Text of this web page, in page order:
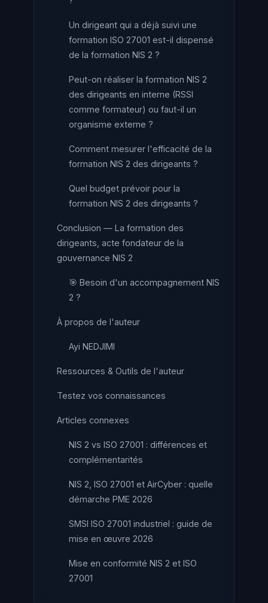
Un dirigeant qui a déjà suivi une
formation ISO 27001 est-il dispensé
de la formation NIS 2 ?
Peut-on réaliser la formation NIS 2
des dirigeants en interne (RSSI
comme formateur) ou faut-il un
organisme externe ?
Comment mesurer l'efficacité de la
formation NIS 2 des dirigeants ?
Quel budget prévoir pour la
formation NIS 2 des dirigeants ?
Conclusion — La formation des
dirigeants, acte fondateur de la
gouvernance NIS 2
🎯 Besoin d'un accompagnement NIS
2 ?
À propos de l'auteur
Ayi NEDJIMI
Ressources & Outils de l'auteur
Testez vos connaissances
Articles connexes
NIS 2 vs ISO 27001 : différences et
complémentarités
NIS 2, ISO 27001 et AirCyber : quelle
démarche PME 2026
SMSI ISO 27001 industriel : guide de
mise en œuvre 2026
Mise en conformité NIS 2 et ISO
27001